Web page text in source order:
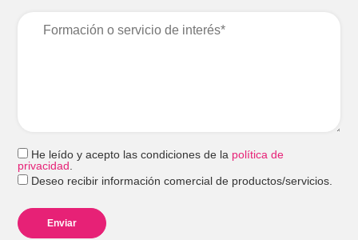
He leído y acepto las condiciones de la política de
privacidad.
Deseo recibir información comercial de productos/servicios.